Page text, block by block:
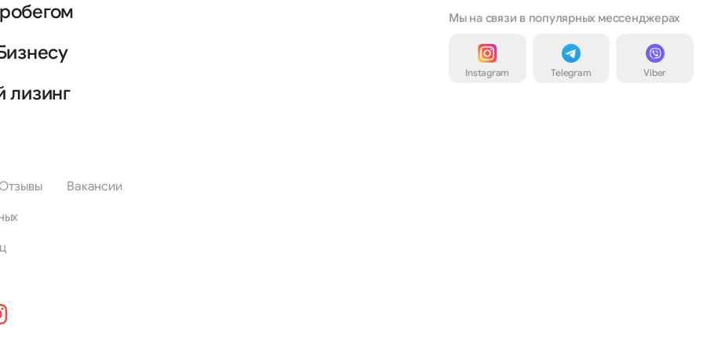
лизинг
Вакансии
Мы на связи в популярных мессенджерах
Instagram Telegram Viber